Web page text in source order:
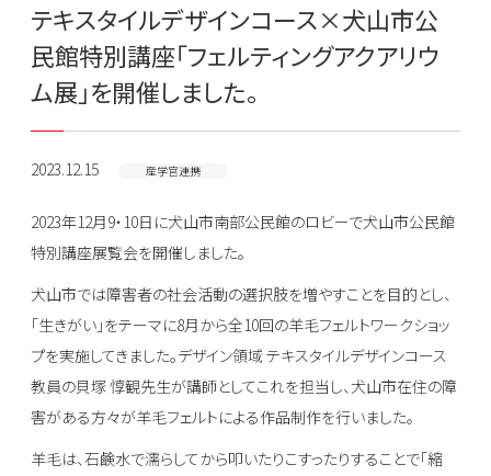
テキスタイルデザインコース×犬山市公
民館特別講座「フェルティングアクアリウ
ム展」を開催しました。
2023.12.15 産学官連携
2023年12月9・10日に犬山市南部公民館のロビーで犬山市公民館
特別講座展覧会を開催しました。
犬山市では障害者の社会活動の選択肢を増やすことを目的とし、
「生きがい」をテーマに8月から全10回の羊毛フェルトワークショッ
プを実施してきました。デザイン領域 テキスタイルデザインコース
教員の貝塚 惇観先生が講師としてこれを担当し、犬山市在住の障
害がある方々が羊毛フェルトによる作品制作を行いました。
羊毛は、石鹸水で濡らしてから叩いたりこすったりすることで「縮